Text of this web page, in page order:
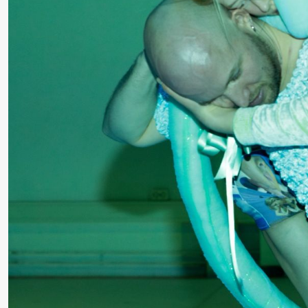
Saturation
Lørdag 26. september
Rosalind
Goldberg
Ornate
Saturation
Store scene
Søndag 27. september
Store scene